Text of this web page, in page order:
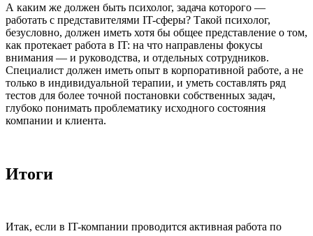
А каким же должен быть психолог, задача которого —
работать с представителями IT-сферы? Такой психолог,
безусловно, должен иметь хотя бы общее представление о том,
как протекает работа в IT: на что направлены фокусы
внимания — и руководства, и отдельных сотрудников.
Специалист должен иметь опыт в корпоративной работе, а не
только в индивидуальной терапии, и уметь составлять ряд
тестов для более точной постановки собственных задач,
глубоко понимать проблематику исходного состояния
компании и клиента.
Итоги
Итак, если в IT-компании проводится активная работа по